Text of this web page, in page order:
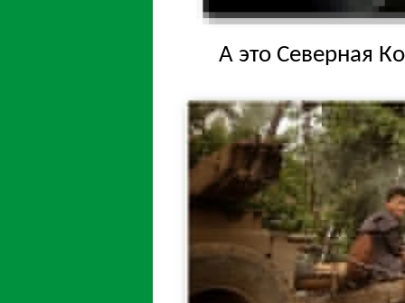
А это Северная